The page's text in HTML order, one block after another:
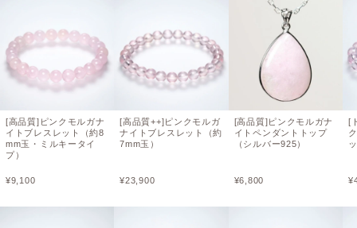
[高品質]ピンクモルガナ
イトブレスレット（約8
mm玉・ミルキータイ
プ）
¥9,100
[高品質++]ピンクモルガ
ナイトブレスレット（約
7mm玉）
¥23,900
[高品質]ピンクモルガナ
イトペンダントトップ
（シルバー925）
¥6,800
[
¥